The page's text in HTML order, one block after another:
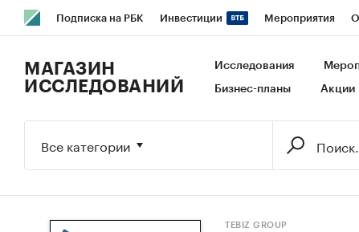
Подписка на РБК Инвестиции Мероприятия
Исследования Кредитные рейтинги Франшизы
МАГАЗИН
ИССЛЕДОВАНИЙ
Исследования
Бизнес-планы Акции
Все категории
TEBIZ GROUP